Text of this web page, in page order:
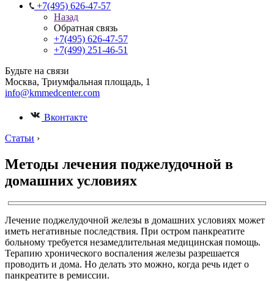
+7(495) 626-47-57
Назад
Обратная связь
+7(495) 626-47-57
+7(499) 251-46-51
Будьте на связи
Москва, Триумфальная площадь, 1
info@kmmedcenter.com
Вконтакте
Статьи ›
Методы лечения поджелудочной в
домашних условиях
Лечение поджелудочной железы в домашних условиях может
иметь негативные последствия. При остром панкреатите
больному требуется незамедлительная медицинская помощь.
Терапию хронического воспаления железы разрешается
проводить и дома. Но делать это можно, когда речь идет о
панкреатите в ремиссии.